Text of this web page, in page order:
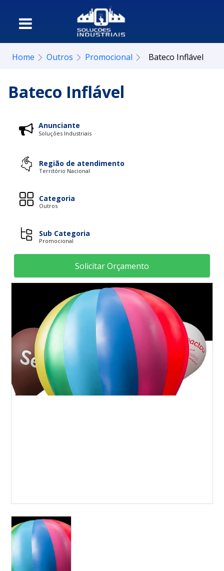
Home Outros Promocional Bateco Inflável
Bateco Inflável
Anunciante
Soluções Industriais
Região de atendimento
Território Nacional
Categoria
Outros
Sub Categoria
Promocional
Solicitar Orçamento